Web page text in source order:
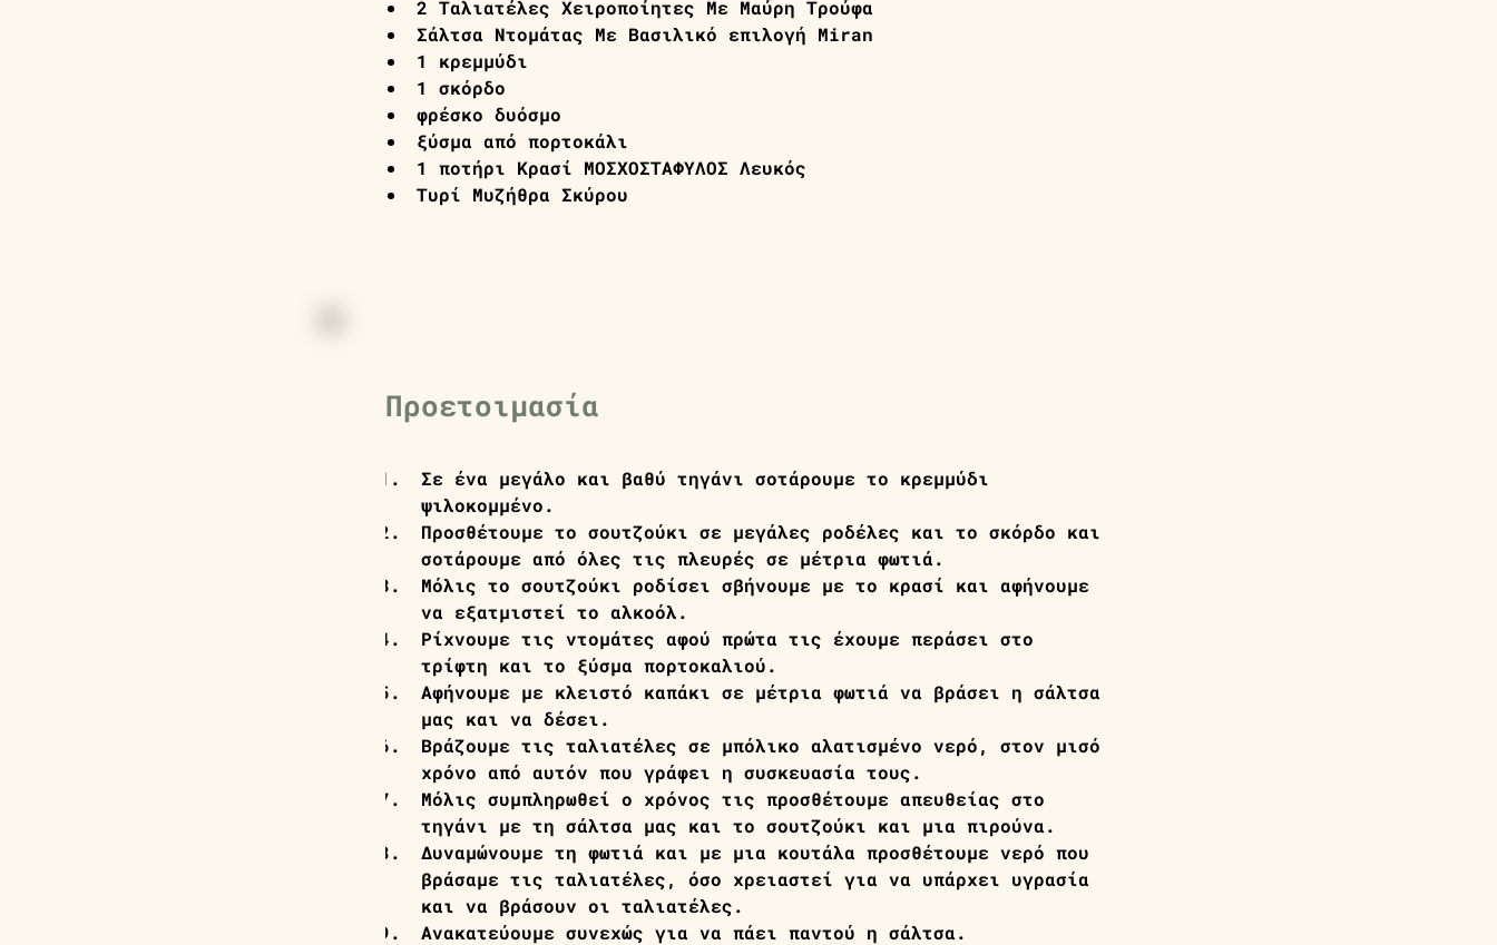
2 Ταλιατέλες Χειροποίητες Με Μαύρη Τρούφα
Σάλτσα Ντομάτας Με Βασιλικό επιλογή Miran
1 κρεμμύδι
1 σκόρδο
φρέσκο δυόσμο
ξύσμα από πορτοκάλι
1 ποτήρι Κρασί ΜΟΣΧΟΣΤΑΦΥΛΟΣ Λευκός
Τυρί Μυζήθρα Σκύρου
Προετοιμασία
Σε ένα μεγάλο και βαθύ τηγάνι σοτάρουμε το κρεμμύδι
ψιλοκομμένο.
Προσθέτουμε το σουτζούκι σε μεγάλες ροδέλες και το σκόρδο και
σοτάρουμε από όλες τις πλευρές σε μέτρια φωτιά.
Μόλις το σουτζούκι ροδίσει σβήνουμε με το κρασί και αφήνουμε
να εξατμιστεί το αλκοόλ.
Ρίχνουμε τις ντομάτες αφού πρώτα τις έχουμε περάσει στο
τρίφτη και το ξύσμα πορτοκαλιού.
Αφήνουμε με κλειστό καπάκι σε μέτρια φωτιά να βράσει η σάλτσα
μας και να δέσει.
Βράζουμε τις ταλιατέλες σε μπόλικο αλατισμένο νερό, στον μισό
χρόνο από αυτόν που γράφει η συσκευασία τους.
Μόλις συμπληρωθεί ο χρόνος τις προσθέτουμε απευθείας στο
τηγάνι με τη σάλτσα μας και το σουτζούκι και μια πιρούνα.
Δυναμώνουμε τη φωτιά και με μια κουτάλα προσθέτουμε νερό που
βράσαμε τις ταλιατέλες, όσο χρειαστεί για να υπάρχει υγρασία
και να βράσουν οι ταλιατέλες.
Ανακατεύουμε συνεχώς για να πάει παντού η σάλτσα.